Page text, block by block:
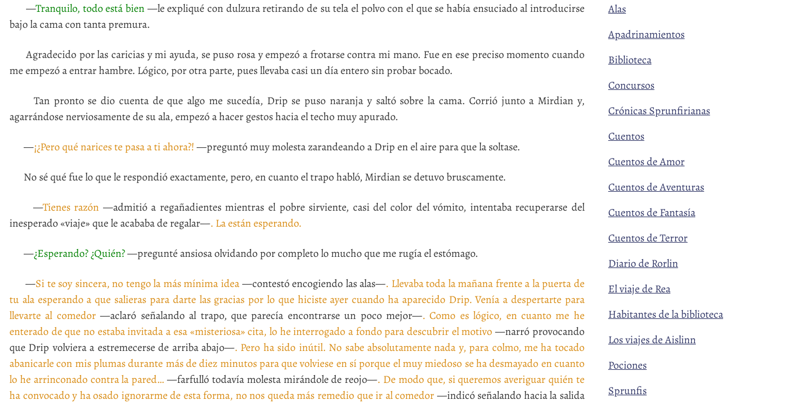
—Tranquilo, todo está bien—le expliqué con dulzura retirando de su tela el polvo con el que se había ensuciado al introducirse
bajo la cama con tanta premura.
Agradecido por las caricias y mi ayuda, se puso rosa y empezó a frotarse contra mi mano. Fue en ese preciso momento cuando
me empezó a entrar hambre. Lógico, por otra parte, pues llevaba casi un día entero sin probar bocado.
Tan pronto se dio cuenta de que algo me sucedía, Drip se puso naranja y saltó sobre la cama. Corrió junto a Mirdian y,
agarrándose nerviosamente de su ala, empezó a hacer gestos hacia el techo muy apurado.
—¡¿Pero qué narices te pasa a ti ahora?! —preguntó muy molesta zarandeando a Drip en el aire para que la soltase.
No sé qué fue lo que le respondió exactamente, pero, en cuanto el trapo habló, Mirdian se detuvo bruscamente.
—Tienes razón —admitió a regañadientes mientras el pobre sirviente, casi del color del vómito, intentaba recuperarse del
inesperado «viaje» que le acababa de regalar—. La están esperando.
—¿Esperando? ¿Quién?—pregunté ansiosa olvidando por completo lo mucho que me rugía el estómago.
—Si te soy sincera, no tengo la más mínima idea—contestó encogiendo las alas—. Llevaba toda la mañana frente a la puerta de
tu ala esperando a que salieras para darte las gracias por lo que hiciste ayer cuando ha aparecido Drip. Venía a despertarte para
llevarte al comedor—aclaró señalando al trapo, que parecía encontrarse un poco mejor—. Como es lógico, en cuanto me he
enterado de que no estaba invitada a esa «misteriosa» cita, lo he interrogado a fondo para descubrir el motivo —narró provocando
que Drip volviera a estremecerse de arriba abajo—. Pero ha sido inútil. No sabe absolutamente nada y, para colmo, me ha tocado
abanicarle con mis plumas durante más de diez minutos para que volviese en sí porque el muy miedoso se ha desmayado en cuanto
lo he arrinconado contra la pared… —farfulló todavía molesta mirándole de reojo—. De modo que, si queremos averiguar quién te
ha convocado y ha osado ignorarme de esta forma, no nos queda más remedio que ir al comedor —indicó señalando hacia la salida
Alas
Apadrinamientos
Biblioteca
Concursos
Crónicas Sprunfirianas
Cuentos
Cuentos de Amor
Cuentos de Aventuras
Cuentos de Fantasía
Cuentos de Terror
Diario de Rorlin
El viaje de Rea
Habitantes de la biblioteca
Los viajes de Aislinn
Pociones
Sprunfis